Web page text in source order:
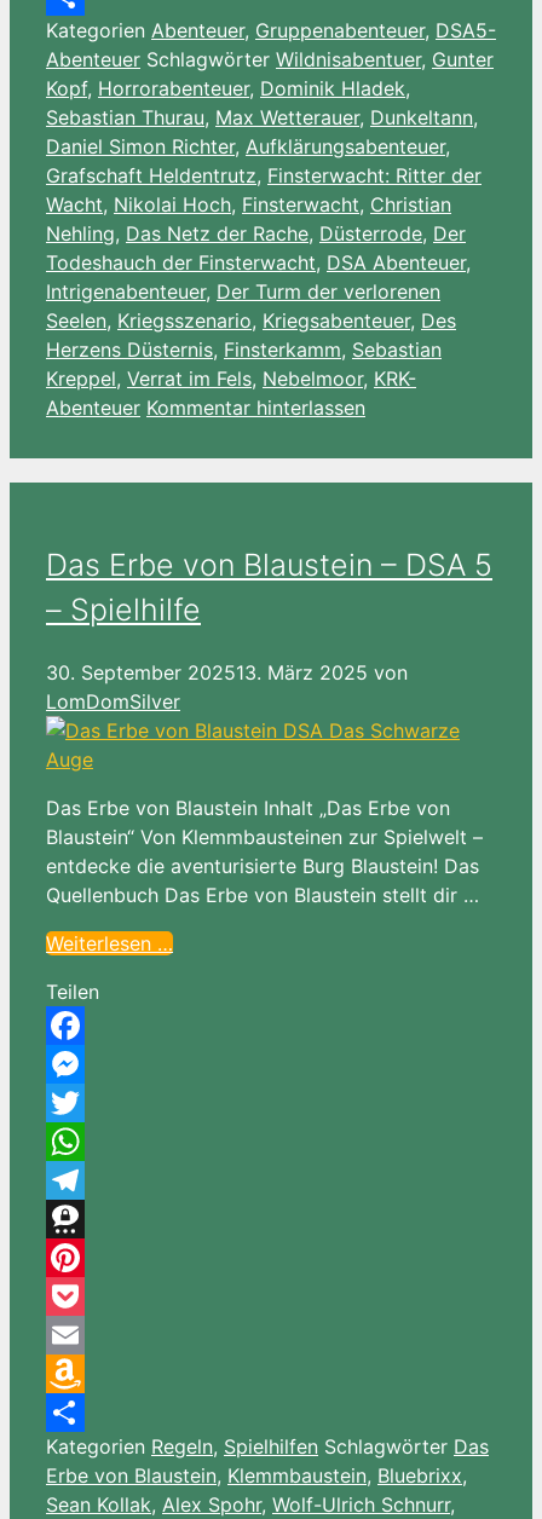
Wish
List
Teilen
Kategorien Abenteuer, Gruppenabenteuer, DSA5-
Abenteuer Schlagwörter Wildnisabentuer, Gunter
Kopf, Horrorabenteuer, Dominik Hladek,
Sebastian Thurau, Max Wetterauer, Dunkeltann,
Daniel Simon Richter, Aufklärungsabenteuer,
Grafschaft Heldentrutz, Finsterwacht: Ritter der
Wacht, Nikolai Hoch, Finsterwacht, Christian
Nehling, Das Netz der Rache, Düsterrode, Der
Todeshauch der Finsterwacht, DSA Abenteuer,
Intrigenabenteuer, Der Turm der verlorenen
Seelen, Kriegsszenario, Kriegsabenteuer, Des
Herzens Düsternis, Finsterkamm, Sebastian
Kreppel, Verrat im Fels, Nebelmoor, KRK-
Abenteuer Kommentar hinterlassen
Das Erbe von Blaustein – DSA 5
– Spielhilfe
30. September 202513. März 2025 von
LomDomSilver
Das Erbe von Blaustein Inhalt „Das Erbe von
Blaustein“ Von Klemmbausteinen zur Spielwelt –
entdecke die aventurisierte Burg Blaustein! Das
Quellenbuch Das Erbe von Blaustein stellt dir …
Weiterlesen …
Teilen
Facebook
Messenger
Twitter
WhatsApp
Telegram
Threema
Pinterest
Pocket
Email
Amazon
Wish
List
Teilen
Kategorien Regeln, Spielhilfen Schlagwörter Das
Erbe von Blaustein, Klemmbaustein, Bluebrixx,
Sean Kollak, Alex Spohr, Wolf-Ulrich Schnurr,